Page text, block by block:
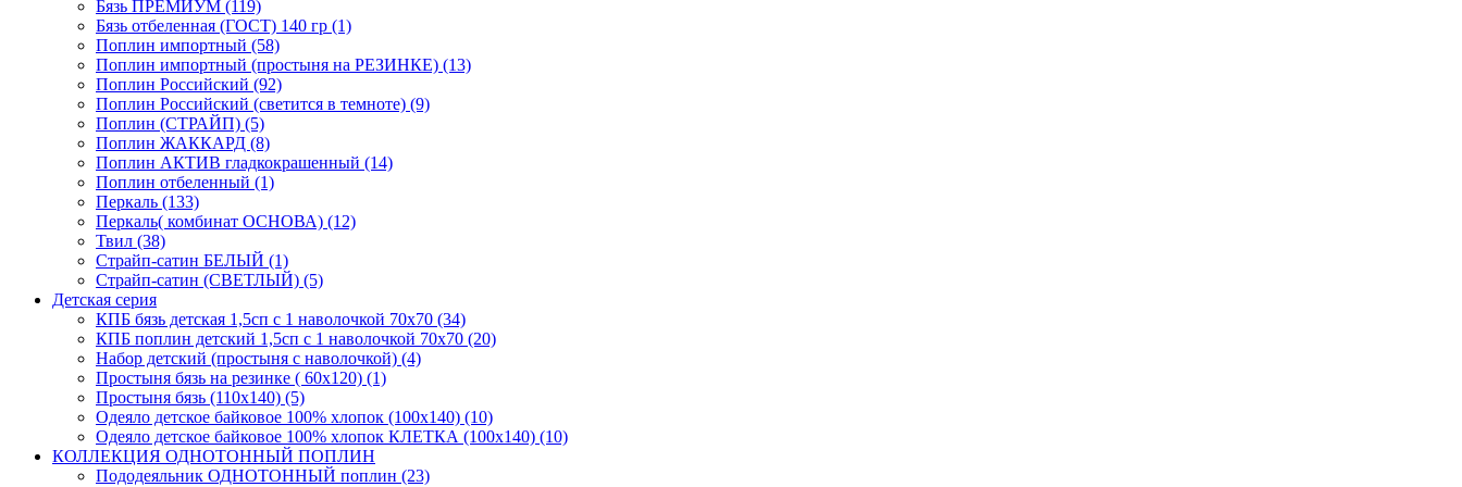
Бязь ПРЕМИУМ (119)
Бязь отбеленная (ГОСТ) 140 гр (1)
Поплин импортный (58)
Поплин импортный (простыня на РЕЗИНКЕ) (13)
Поплин Российский (92)
Поплин Российский (светится в темноте) (9)
Поплин (СТРАЙП) (5)
Поплин ЖАККАРД (8)
Поплин АКТИВ гладкокрашенный (14)
Поплин отбеленный (1)
Перкаль (133)
Перкаль( комбинат ОСНОВА) (12)
Твил (38)
Страйп-сатин БЕЛЫЙ (1)
Страйп-сатин (СВЕТЛЫЙ) (5)
Детская серия
КПБ бязь детская 1,5сп с 1 наволочкой 70х70 (34)
КПБ поплин детский 1,5сп с 1 наволочкой 70х70 (20)
Набор детский (простыня с наволочкой) (4)
Простыня бязь на резинке ( 60х120) (1)
Простыня бязь (110х140) (5)
Одеяло детское байковое 100% хлопок (100х140) (10)
Одеяло детское байковое 100% хлопок КЛЕТКА (100х140) (10)
КОЛЛЕКЦИЯ ОДНОТОННЫЙ ПОПЛИН
Пододеяльник ОДНОТОННЫЙ поплин (23)